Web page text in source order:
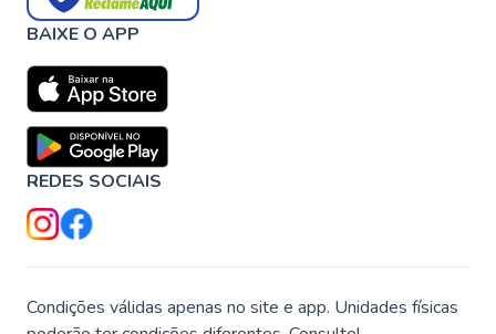
BAIXE O APP
REDES SOCIAIS
Condições válidas apenas no site e app. Unidades físicas